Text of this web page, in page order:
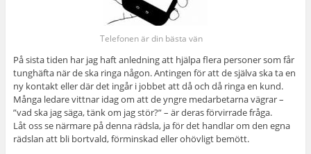
Telefonen är din bästa vän
På sista tiden har jag haft anledning att hjälpa flera personer som får
tunghäfta när de ska ringa någon. Antingen för att de själva ska ta en
ny kontakt eller där det ingår i jobbet att då och då ringa en kund.
Många ledare vittnar idag om att de yngre medarbetarna vägrar –
”vad ska jag säga, tänk om jag stör?” – är deras förvirrade fråga.
Låt oss se närmare på denna rädsla, ja för det handlar om den egna
rädslan att bli bortvald, förminskad eller ohövligt bemött.